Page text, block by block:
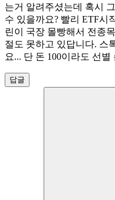
는거 알려주셨는데 혹시
수 있을까요? 빨리 ETF시
린이 국장 몰빵해서 전종
절도 못하고 있답니다. 스
요... 단 돈 100이라도 선
답글